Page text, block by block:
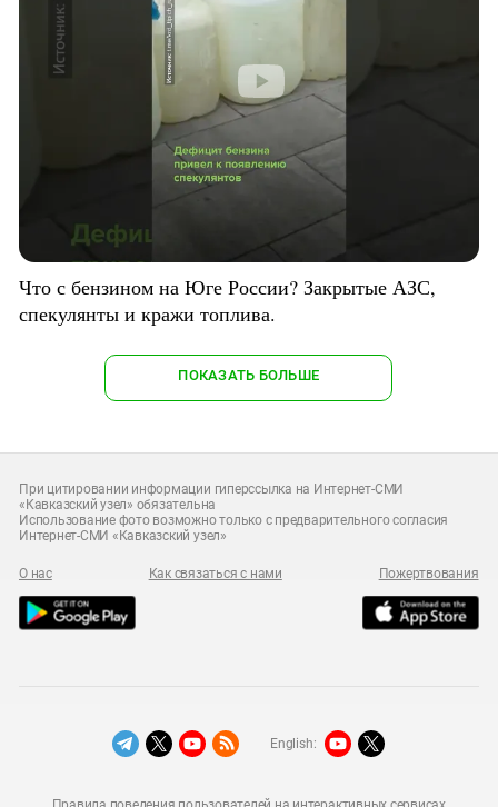
Что с бензином на Юге России? Закрытые АЗС,
спекулянты и кражи топлива.
ПОКАЗАТЬ БОЛЬШЕ
При цитировании информации гиперссылка на Интернет-СМИ
«Кавказский узел» обязательна
Использование фото возможно только с предварительного согласия
Интернет-СМИ «Кавказский узел»
О нас Как связаться с нами Пожертвования
English: